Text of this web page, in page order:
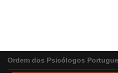
Ordem dos Psicólogos